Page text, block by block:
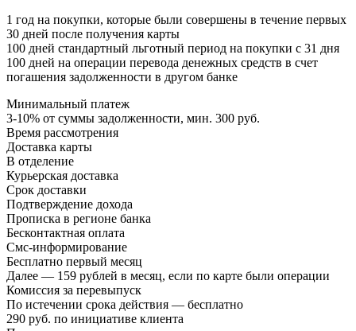
1 год на покупки, которые были совершены в течение первых
30 дней после получения карты
100 дней стандартный льготный период на покупки с 31 дня
100 дней на операции перевода денежных средств в счет
погашения задолженности в другом банке
Минимальный платеж
3-10% от суммы задолженности, мин. 300 руб.
Время рассмотрения
Доставка карты
В отделение
Курьерская доставка
Срок доставки
Подтверждение дохода
Прописка в регионе банка
Бесконтактная оплата
Смс-информирование
Бесплатно первый месяц
Далее — 159 рублей в месяц, если по карте были операции
Комиссия за перевыпуск
По истечении срока действия — бесплатно
290 руб. по инициативе клиента